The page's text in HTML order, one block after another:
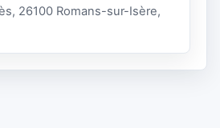
26100 Romans-sur-Isère,